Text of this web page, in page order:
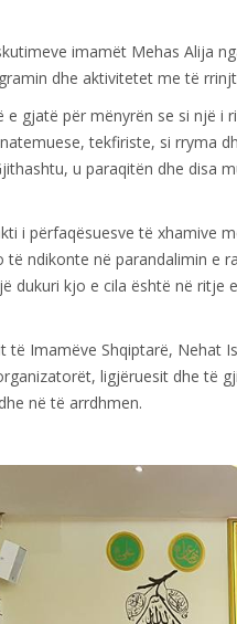
imamët Mehas Alija
dhe aktivitetet me të
e gjatë për mënyrën se si një i
tekfiriste, si rryma
u paraqitën dhe disa
i përfaqësuesve të xhamive
ndikonte në parandalimin e
dukuri kjo e cila është në ritje
të Imamëve Shqiptarë, Nehat
ligjëruesit dhe të
në të arrdhmen.